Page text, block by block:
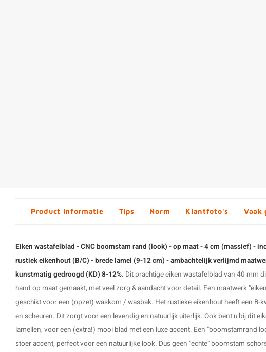
Product informatie Tips Norm Klantfoto's Vaak
Eiken wastafelblad - CNC boomstam rand (look) - op maat - 4 cm (massief) -
rustiek eikenhout (B/C) - brede lamel (9-12 cm) - ambachtelijk verlijmd
kunstmatig gedroogd (KD) 8-12%. Dit prachtige eiken wastafelblad van 40 mm
hand op maat gemaakt, met veel zorg & aandacht voor detail. Een maatwerk "
geschikt voor een (opzet) waskom / wasbak. Het rustieke eikenhout heeft een B-
en scheuren. Dit zorgt voor een levendig en natuurlijk uiterlijk. Ook bent u bij dit
lamellen, voor een (extra!) mooi blad met een luxe accent. Een "boomstamrand
stoer accent, perfect voor een natuurlijke look. Dus geen "echte" boomstam